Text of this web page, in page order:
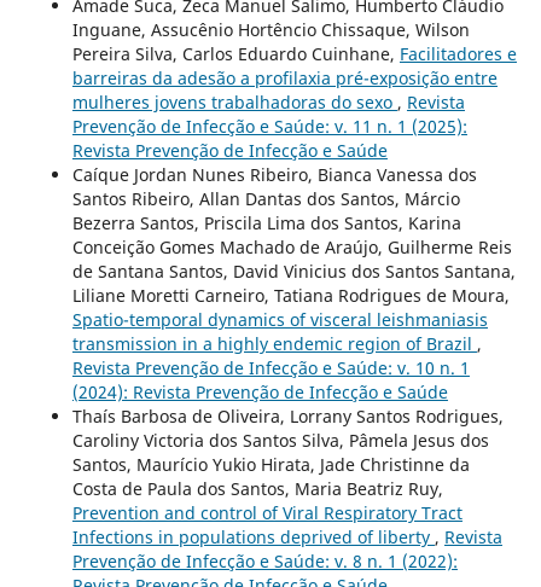
Amade Suca, Zeca Manuel Salimo, Humberto Cláudio
Inguane, Assucênio Hortêncio Chissaque, Wilson
Pereira Silva, Carlos Eduardo Cuinhane, Facilitadores e
barreiras da adesão a profilaxia pré-exposição entre
mulheres jovens trabalhadoras do sexo , Revista
Prevenção de Infecção e Saúde: v. 11 n. 1 (2025):
Revista Prevenção de Infecção e Saúde
Caíque Jordan Nunes Ribeiro, Bianca Vanessa dos
Santos Ribeiro, Allan Dantas dos Santos, Márcio
Bezerra Santos, Priscila Lima dos Santos, Karina
Conceição Gomes Machado de Araújo, Guilherme Reis
de Santana Santos, David Vinicius dos Santos Santana,
Liliane Moretti Carneiro, Tatiana Rodrigues de Moura,
Spatio-temporal dynamics of visceral leishmaniasis
transmission in a highly endemic region of Brazil ,
Revista Prevenção de Infecção e Saúde: v. 10 n. 1
(2024): Revista Prevenção de Infecção e Saúde
Thaís Barbosa de Oliveira, Lorrany Santos Rodrigues,
Caroliny Victoria dos Santos Silva, Pâmela Jesus dos
Santos, Maurício Yukio Hirata, Jade Christinne da
Costa de Paula dos Santos, Maria Beatriz Ruy,
Prevention and control of Viral Respiratory Tract
Infections in populations deprived of liberty , Revista
Prevenção de Infecção e Saúde: v. 8 n. 1 (2022):